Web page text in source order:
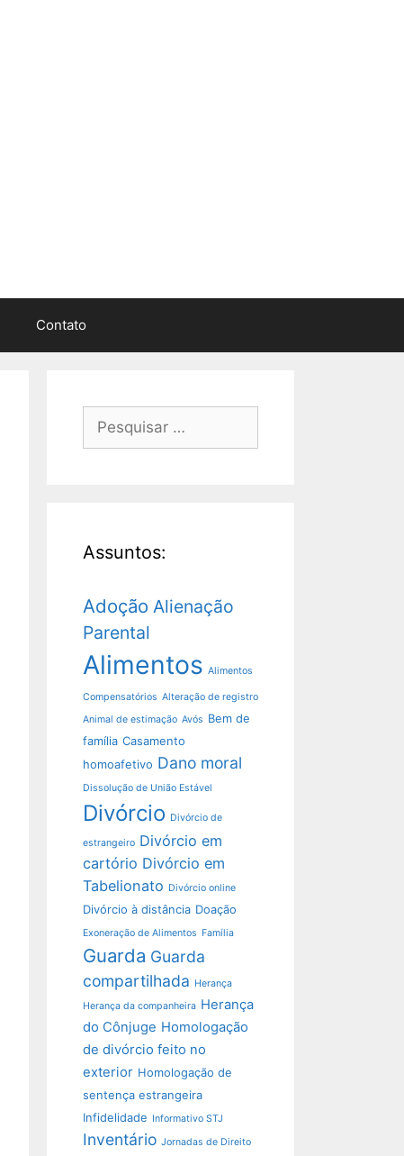
Contato
Assuntos:
Adoção Alienação
Parental
Alimentos Alimentos
Compensatórios Alteração de registro
Animal de estimação Avós Bem de
família Casamento
homoafetivo Dano moral
Dissolução de União Estável
Divórcio Divórcio de
estrangeiro Divórcio em
cartório Divórcio em
Tabelionato Divórcio online
Divórcio à distância Doação
Exoneração de Alimentos Família
Guarda Guarda
compartilhada Herança
Herança da companheira Herança
do Cônjuge Homologação
de divórcio feito no
exterior Homologação de
sentença estrangeira
Infidelidade Informativo STJ
Inventário Jornadas de Direito